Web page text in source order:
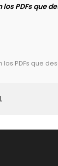
los PDFs que
los PDFs que